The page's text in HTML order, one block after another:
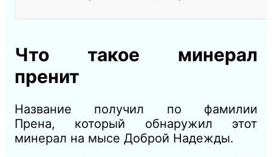
Что такое минерал
пренит
Название получил по фамилии
Прена, который обнаружил этот
минерал на мысе Доброй Надежды.